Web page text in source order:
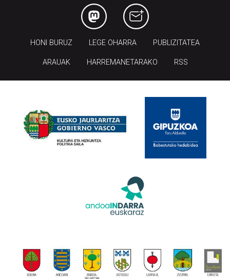
HONI BURUZ LEGE OHARRA PUBLIZITATEA
ARAUAK HARREMANETARAKO RSS